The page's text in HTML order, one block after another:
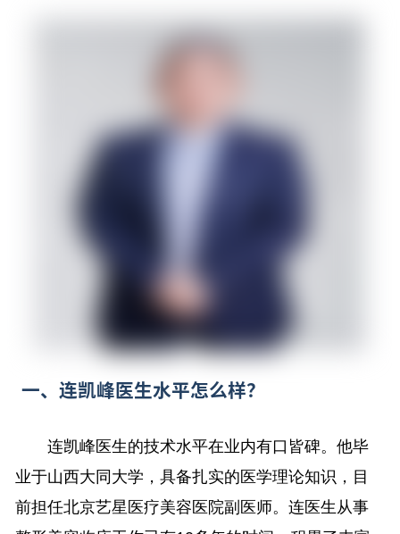
一、连凯峰医生水平怎么样？
连凯峰医生的技术水平在业内有口皆碑。他毕
业于山西大同大学，具备扎实的医学理论知识，目
前担任北京艺星医疗美容医院副医师。连医生从事